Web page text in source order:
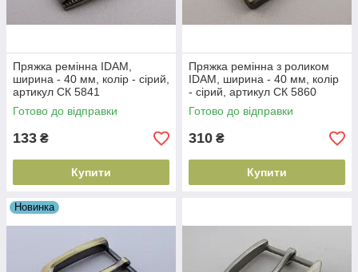
Пряжка ремінна IDAM,
ширина - 40 мм, колір - сірий,
артикул СК 5841
Готово до відправки
133 ₴
Купити
Пряжка ремінна з роликом
IDAM, ширина - 40 мм, колір
- сірий, артикул СК 5860
Готово до відправки
310 ₴
Купити
Новинка